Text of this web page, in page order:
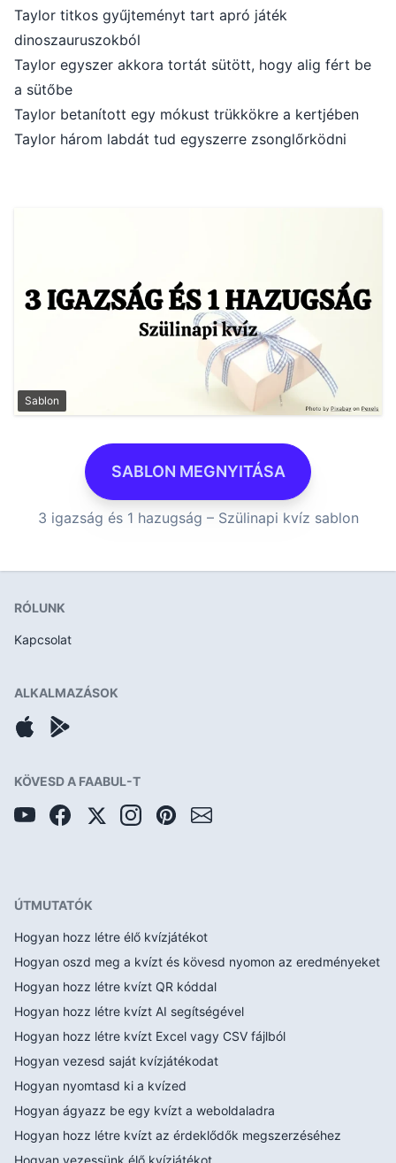
Taylor titkos gyűjteményt tart apró játék
dinoszauruszokból
Taylor egyszer akkora tortát sütött, hogy alig fért be
a sütőbe
Taylor betanított egy mókust trükkökre a kertjében
Taylor három labdát tud egyszerre zsonglőrködni
Sablon
SABLON MEGNYITÁSA
3 igazság és 1 hazugság – Szülinapi kvíz sablon
RÓLUNK
Kapcsolat
ALKALMAZÁSOK
KÖVESD A FAABUL-T
ÚTMUTATÓK
Hogyan hozz létre élő kvízjátékot
Hogyan oszd meg a kvízt és kövesd nyomon az eredményeket
Hogyan hozz létre kvízt QR kóddal
Hogyan hozz létre kvízt AI segítségével
Hogyan hozz létre kvízt Excel vagy CSV fájlból
Hogyan vezesd saját kvízjátékodat
Hogyan nyomtasd ki a kvízed
Hogyan ágyazz be egy kvízt a weboldaladra
Hogyan hozz létre kvízt az érdeklődők megszerzéséhez
Hogyan vezessünk élő kvízjátékot